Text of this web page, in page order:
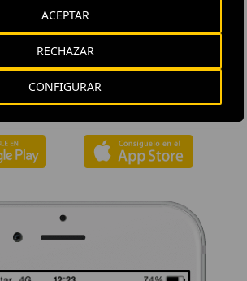
CONFIGURAR
RECHAZAR
ACEPTAR
NUESTRA APP